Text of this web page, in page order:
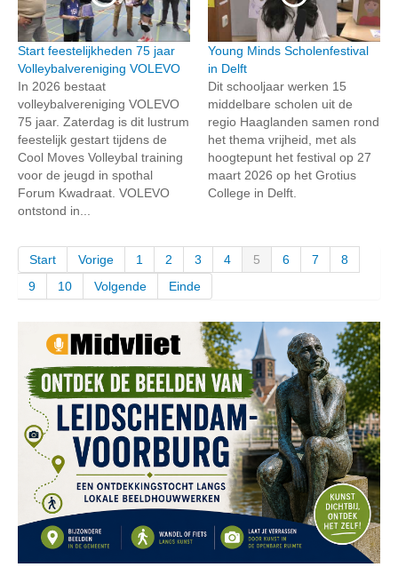
Start feestelijkheden 75 jaar
Volleybalvereniging VOLEVO
In 2026 bestaat
volleybalvereniging VOLEVO
75 jaar. Zaterdag is dit lustrum
feestelijk gestart tijdens de
Cool Moves Volleybal training
voor de jeugd in spothal
Forum Kwadraat. VOLEVO
ontstond in...
Young Minds Scholenfestival
in Delft
Dit schooljaar werken 15
middelbare scholen uit de
regio Haaglanden samen rond
het thema vrijheid, met als
hoogtepunt het festival op 27
maart 2026 op het Grotius
College in Delft.
Start Vorige 1 2 3 4 5 6 7
8
9
10 Volgende Einde